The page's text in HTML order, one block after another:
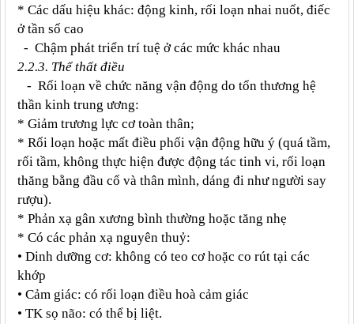
* Các dấu hiệu khác: động kinh, rối loạn nhai nuốt, điếc
ở tần số cao
- Chậm phát triển trí tuệ ở các mức khác nhau
2.2.3. Thể thất điều
- Rối loạn về chức năng vận động do tổn thương hệ
thần kinh trung ương:
* Giảm trương lực cơ toàn thân;
* Rối loạn hoặc mất điều phối vận động hữu ý (quá tầm,
rối tầm, không thực hiện được động tác tinh vi, rối loạn
thăng bằng đầu cổ và thân mình, dáng đi như người say
rượu).
* Phản xạ gân xương bình thường hoặc tăng nhẹ
* Có các phản xạ nguyên thuỷ:
• Dinh dưỡng cơ: không có teo cơ hoặc co rút tại các
khớp
• Cảm giác: có rối loạn điều hoà cảm giác
• TK sọ não: có thể bị liệt.